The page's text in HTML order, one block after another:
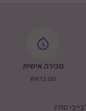
מכירה אישית
תנו בראש